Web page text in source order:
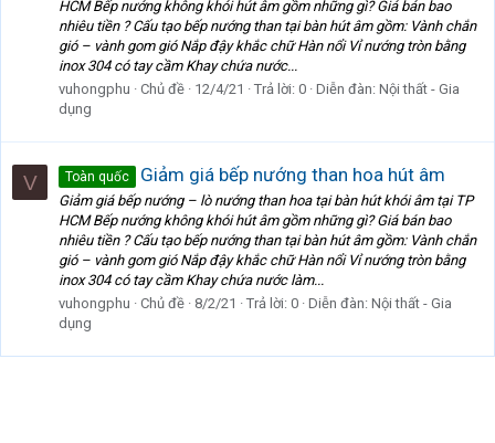
HCM Bếp nướng không khói hút âm gồm những gì? Giá bán bao
nhiêu tiền ? Cấu tạo bếp nướng than tại bàn hút âm gồm: Vành chắn
gió – vành gom gió Nắp đậy khắc chữ Hàn nổi Vỉ nướng tròn bằng
inox 304 có tay cầm Khay chứa nước...
vuhongphu
Chủ đề 12/4/21 Trả lời: 0 Diễn đàn: Nội thất - Gia
dụng
V Toàn quốc Giảm giá bếp nướng than hoa hút âm
Giảm giá bếp nướng – lò nướng than hoa tại bàn hút khói âm tại TP
HCM Bếp nướng không khói hút âm gồm những gì? Giá bán bao
nhiêu tiền ? Cấu tạo bếp nướng than tại bàn hút âm gồm: Vành chắn
gió – vành gom gió Nắp đậy khắc chữ Hàn nổi Vỉ nướng tròn bằng
inox 304 có tay cầm Khay chứa nước làm...
vuhongphu
Chủ đề 8/2/21 Trả lời: 0 Diễn đàn: Nội thất - Gia
dụng